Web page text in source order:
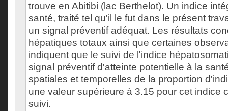
trouve en Abitibi (lac Berthelot). Un indice
santé, traité tel qu'il le fut dans le présent
un signal préventif adéquat. Les résultats
hépatiques totaux ainsi que certaines
indiquent que le suivi de l'indice
signal préventif d'atteinte potentielle à la
spatiales et temporelles de la proportion
une valeur supérieure à 3.15 pour cet indice
suivi.